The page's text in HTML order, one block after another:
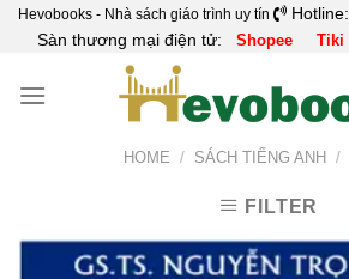
SkipHevobooks - Nhà sách giáo trình uy tín Hotline:
Sàn thương mại điện tử: Shopee Tiki
HOME / SÁCH TIẾNG ANH /
FILTER